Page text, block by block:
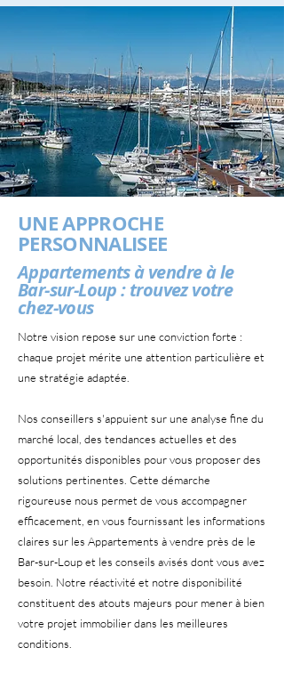
UNE APPROCHE
PERSONNALISEE
Appartements à vendre à le
Bar-sur-Loup : trouvez votre
chez-vous
Notre vision repose sur une conviction forte :
chaque projet mérite une attention particulière et
une stratégie adaptée.
Nos conseillers s'appuient sur une analyse fine du
marché local, des tendances actuelles et des
opportunités disponibles pour vous proposer des
solutions pertinentes. Cette démarche
rigoureuse nous permet de vous accompagner
efficacement, en vous fournissant les informations
claires sur les Appartements à vendre près de le
Bar-sur-Loup et les conseils avisés dont vous avez
besoin. Notre réactivité et notre disponibilité
constituent des atouts majeurs pour mener à bien
votre projet immobilier dans les meilleures
conditions.